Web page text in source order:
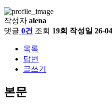
작성자 alena
댓글 0건 조회 19회 작성일 26-
목록
답변
글쓰기
본문